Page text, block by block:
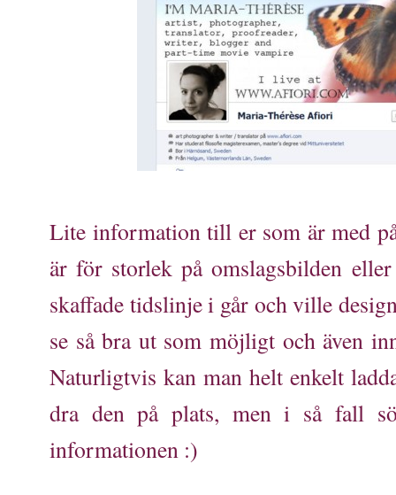
Lite information till er som är med
är för storlek på omslagsbilden
skaffade tidslinje i går och ville
se så bra ut som möjligt och även
Naturligtvis kan man helt enkelt
dra den på plats, men i så fall
informationen :)